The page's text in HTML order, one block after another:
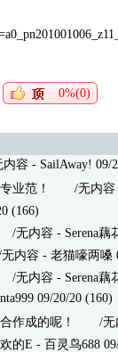
0%(0)
- SailAway! 09/
业范！
/无内容 -
(166)
内容 - Serena藕花
容 - 老猫嚎两嗓
内容 - Serena藕花
09/20/20 (160)
作成的呢！
/无内
的E - 百灵鸟688